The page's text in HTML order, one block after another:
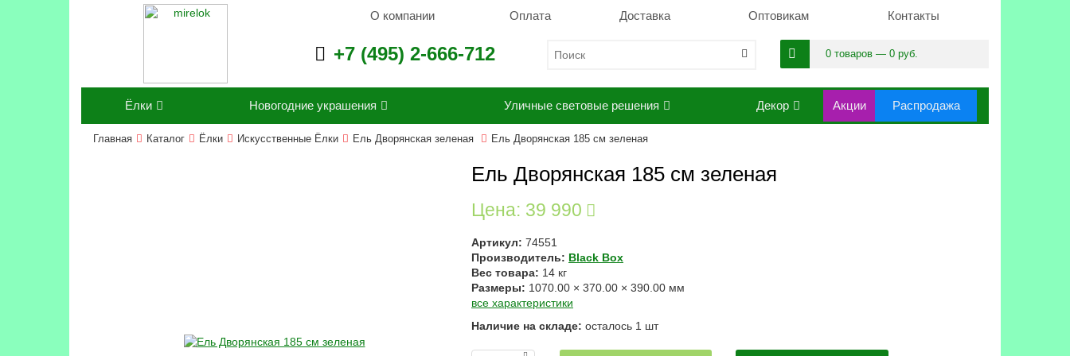
О компании Оплата Доставка Оптовикам Контакты
+7 (495) 2-666-712 0 товаров — 0 руб.
Ёлки Новогодние украшения Уличные световые решения Декор Акции Распродажа
Главная Каталог Ёлки Искусственные Ёлки Ель Дворянская зеленая Ель Дворянская 185 см зеленая
Ель Дворянская 185 см зеленая
Цена: 39 990
Артикул: 74551
Производитель: Black Box
Вес товара: 14 кг
Размеры: 1070.00 × 370.00 × 390.00 мм
все характеристики
Наличие на складе: осталось 1 шт